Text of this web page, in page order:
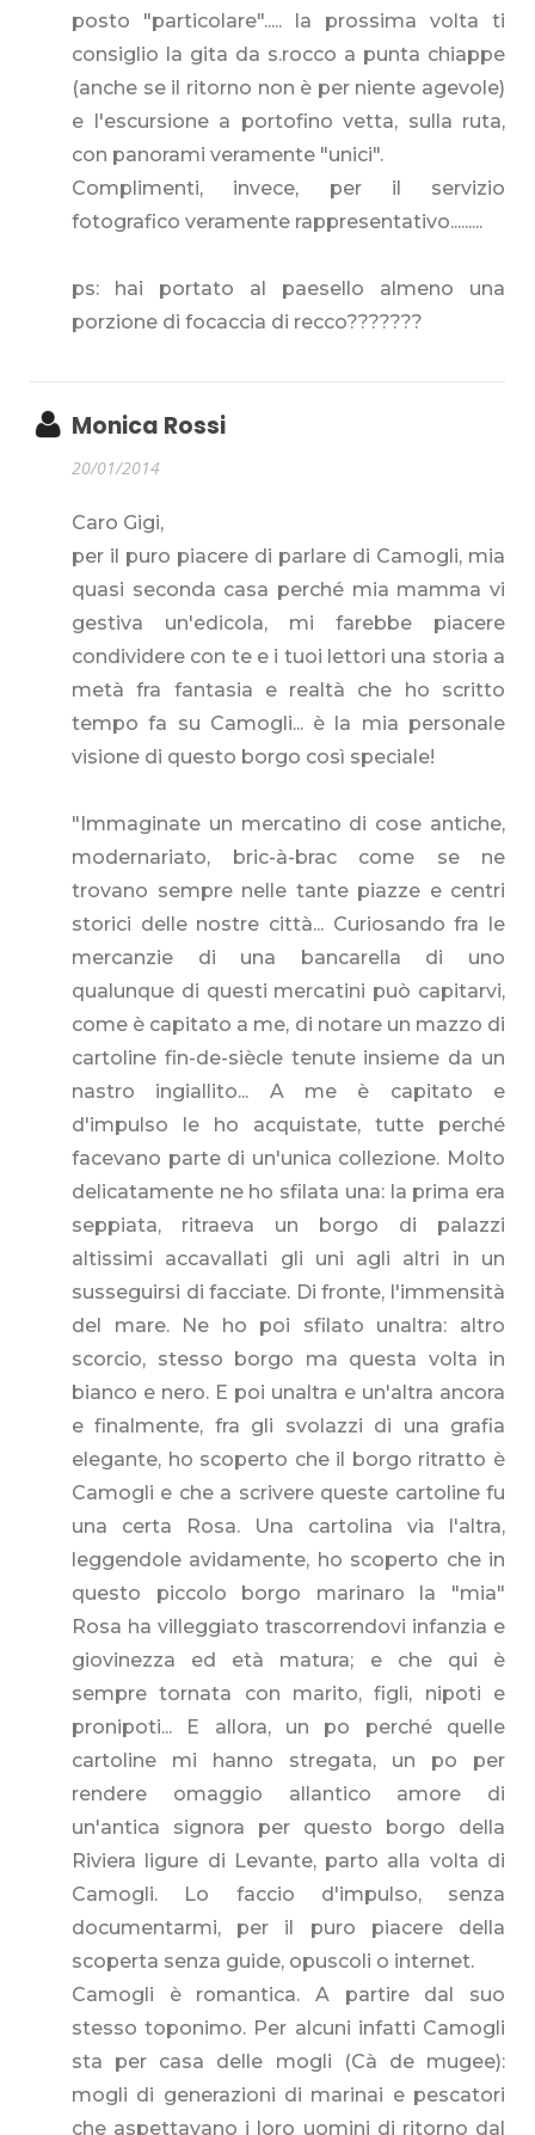
posto "particolare"..... la prossima volta ti
consiglio la gita da s.rocco a punta chiappe
(anche se il ritorno non è per niente agevole)
e l'escursione a portofino vetta, sulla ruta,
con panorami veramente "unici".
Complimenti, invece, per il servizio
fotografico veramente rappresentativo.........
ps: hai portato al paesello almeno una
porzione di focaccia di recco???????
Monica Rossi
20/01/2014
Caro Gigi,
per il puro piacere di parlare di Camogli, mia
quasi seconda casa perché mia mamma vi
gestiva un'edicola, mi farebbe piacere
condividere con te e i tuoi lettori una storia a
metà fra fantasia e realtà che ho scritto
tempo fa su Camogli... è la mia personale
visione di questo borgo così speciale!
"Immaginate un mercatino di cose antiche,
modernariato, bric-à-brac come se ne
trovano sempre nelle tante piazze e centri
storici delle nostre città... Curiosando fra le
mercanzie di una bancarella di uno
qualunque di questi mercatini può capitarvi,
come è capitato a me, di notare un mazzo di
cartoline fin-de-siècle tenute insieme da un
nastro ingiallito... A me è capitato e
d'impulso le ho acquistate, tutte perché
facevano parte di un'unica collezione. Molto
delicatamente ne ho sfilata una: la prima era
seppiata, ritraeva un borgo di palazzi
altissimi accavallati gli uni agli altri in un
susseguirsi di facciate. Di fronte, l'immensità
del mare. Ne ho poi sfilato unaltra: altro
scorcio, stesso borgo ma questa volta in
bianco e nero. E poi unaltra e un'altra ancora
e finalmente, fra gli svolazzi di una grafia
elegante, ho scoperto che il borgo ritratto è
Camogli e che a scrivere queste cartoline fu
una certa Rosa. Una cartolina via l'altra,
leggendole avidamente, ho scoperto che in
questo piccolo borgo marinaro la "mia"
Rosa ha villeggiato trascorrendovi infanzia e
giovinezza ed età matura; e che qui è
sempre tornata con marito, figli, nipoti e
pronipoti... E allora, un po perché quelle
cartoline mi hanno stregata, un po per
rendere omaggio allantico amore di
un'antica signora per questo borgo della
Riviera ligure di Levante, parto alla volta di
Camogli. Lo faccio d'impulso, senza
documentarmi, per il puro piacere della
scoperta senza guide, opuscoli o internet.
Camogli è romantica. A partire dal suo
stesso toponimo. Per alcuni infatti Camogli
sta per casa delle mogli (Cà de mugee):
mogli di generazioni di marinai e pescatori
che aspettavano i loro uomini di ritorno dal